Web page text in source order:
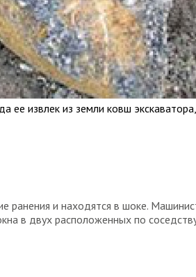
ее извлек из земли ковш
ранения и находятся в шоке.
в двух расположенных по